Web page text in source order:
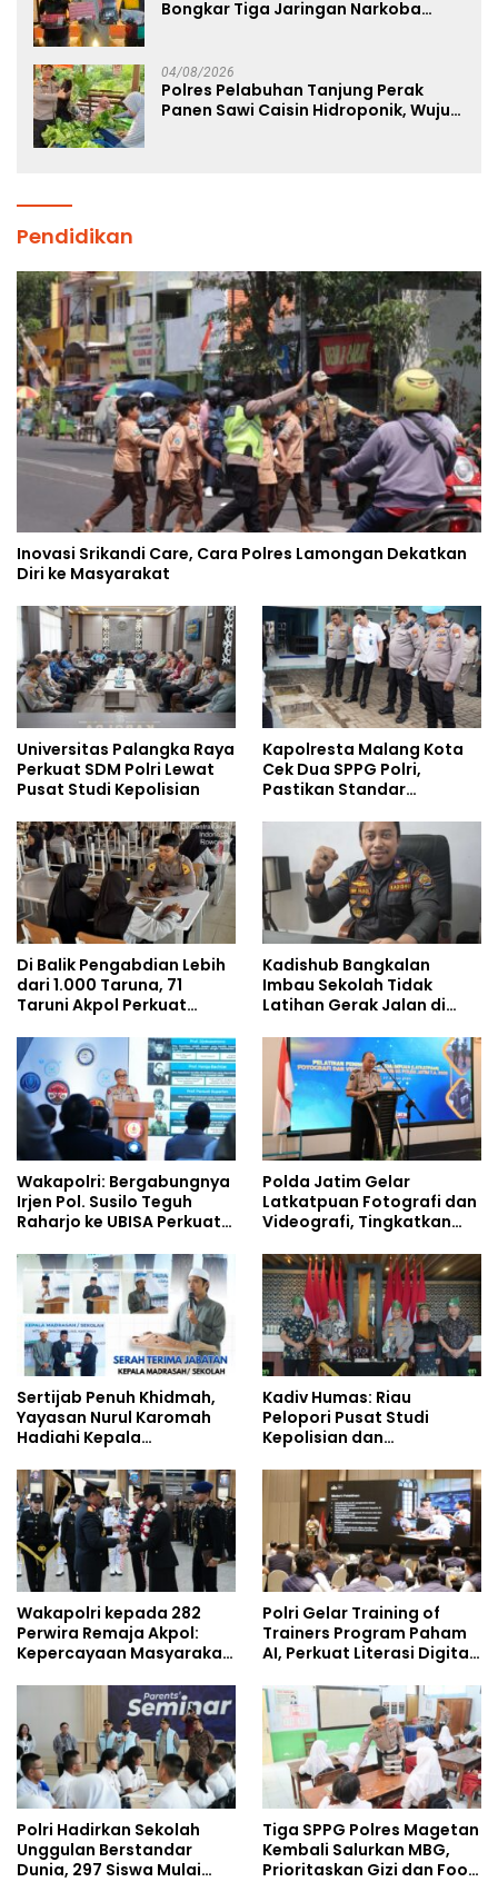
Bongkar Tiga Jaringan Narkoba
04/08/2026
Polres Pelabuhan Tanjung Perak
Panen Sawi Caisin Hidroponik, Wujud
Pendidikan
Inovasi Srikandi Care, Cara Polres Lamongan Dekatkan
Diri ke Masyarakat
Universitas Palangka Raya
Perkuat SDM Polri Lewat
Pusat Studi Kepolisian
Kapolresta Malang Kota
Cek Dua SPPG Polri,
Pastikan Standar
Pengelolaan Limbah
Berjalan Optimal
Di Balik Pengabdian Lebih
dari 1.000 Taruna, 71
Taruni Akpol Perkuat
Siswa Sekolah Rakyat
Kadishub Bangkalan
Imbau Sekolah Tidak
Latihan Gerak Jalan di
Wakapolri: Bergabungnya
Irjen Pol. Susilo Teguh
Raharjo ke UBISA Perkuat
Studi Kepolisian
Polda Jatim Gelar
Latkatpuan Fotografi dan
Videografi, Tingkatkan
Era Digital
Sertijab Penuh Khidmah,
Yayasan Nurul Karomah
Hadiahi Kepala
Umrah
Kadiv Humas: Riau
Pelopori Pusat Studi
Kepolisian dan
Policing Masuki Babak
Wakapolri kepada 282
Perwira Remaja Akpol:
Kepercayaan Masyarakat
Polri Gelar Training of
Trainers Program Paham
AI, Perkuat Literasi Digital
Polri Hadirkan Sekolah
Unggulan Berstandar
Dunia, 297 Siswa Mulai
Tiga SPPG Polres Magetan
Kembali Salurkan MBG,
Prioritaskan Gizi dan Food